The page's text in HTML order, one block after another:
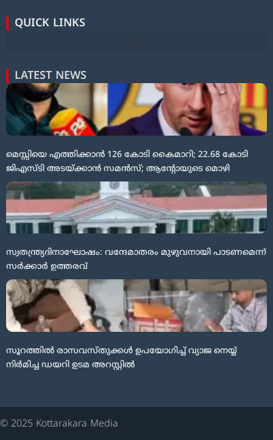
QUICK LINKS
LATEST NEWS
മെസ്സിയെ എത്തിക്കാൻ 126 കോടി കൈമാറി; 22.68 കോടി
ജിഎസ്ടി അടയ്ക്കാൻ സമൻസ്; ആന്റോയുടെ മൊഴി
സ്വതന്ത്ര്യദിനാഘോഷം: വന്ദേമാതരം മുഴുവനായി പാടണമെന്ന്
സർക്കാർ ഉത്തരവ്
സൂറത്തിൽ രാസവസ്തുക്കൾ ഉപയോഗിച്ച് വ്യാജ നെയ്യ്
നിർമിച്ച ഡയറി ഉടമ അറസ്റ്റിൽ
© 2025 Kottarakara Media